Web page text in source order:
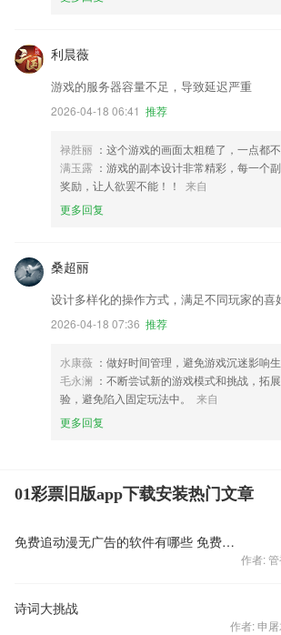
利晨薇
游戏的服务器容量不足，导致延迟严重
2026-04-18 06:41 推荐
禄胜丽 ：这个游戏的画面太粗糙了，一点都不
满玉露 ：游戏的副本设计非常精彩，每一个
奖励，让人欲罢不能！！
来自
更多回复
桑超丽
设计多样化的操作方式，满足不同玩家的喜
2026-04-18 07:36 推荐
水康薇 ：做好时间管理，避免游戏沉迷影响生
毛永澜 ：不断尝试新的游戏模式和挑战，拓
验，避免陷入固定玩法中。
来自
更多回复
01彩票旧版app下载安装热门文章
免费追动漫无广告的软件有哪些 免费观看动漫app大全
作者:
诗词大挑战
作者: 申